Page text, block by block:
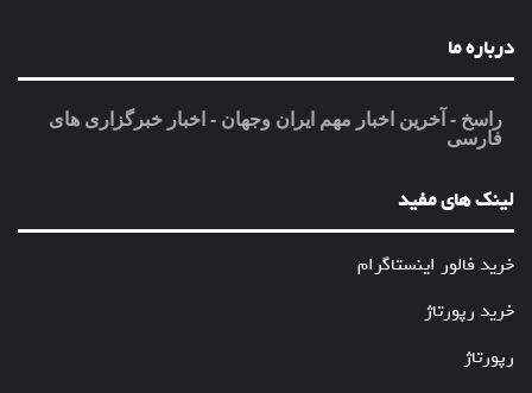
درباره ما
راسخ - آخرین اخبار مهم ایران وجهان - اخبار خبرگزاری های
فارسی
لینک های مفید
خرید فالور اینستاگرام
خرید رپورتاژ
رپورتاژ